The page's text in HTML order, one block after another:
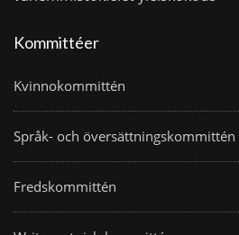
Kommittéer
Kvinnokommittén
Språk- och översättningskommittén
Fredskommittén